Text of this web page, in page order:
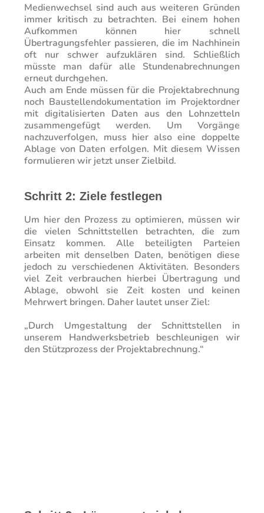
Medienwechsel sind auch aus weiteren Gründen
immer kritisch zu betrachten. Bei einem hohen
Aufkommen können hier schnell
Übertragungsfehler passieren, die im Nachhinein
oft nur schwer aufzuklären sind. Schließlich
müsste man dafür alle Stundenabrechnungen
erneut durchgehen.
Auch am Ende müssen für die Projektabrechnung
noch Baustellendokumentation im Projektordner
mit digitalisierten Daten aus den Lohnzetteln
zusammengefügt werden. Um Vorgänge
nachzuverfolgen, muss hier also eine doppelte
Ablage von Daten erfolgen. Mit diesem Wissen
formulieren wir jetzt unser Zielbild.
Schritt 2: Ziele festlegen
Um hier den Prozess zu optimieren, müssen wir
die vielen Schnittstellen betrachten, die zum
Einsatz kommen. Alle beteiligten Parteien
arbeiten mit denselben Daten, benötigen diese
jedoch zu verschiedenen Aktivitäten. Besonders
viel Zeit verbrauchen hierbei Übertragung und
Ablage, obwohl sie Zeit kosten und keinen
Mehrwert bringen. Daher lautet unser Ziel:
„Durch Umgestaltung der Schnittstellen in
unserem Handwerksbetrieb beschleunigen wir
den Stützprozess der Projektabrechnung.“